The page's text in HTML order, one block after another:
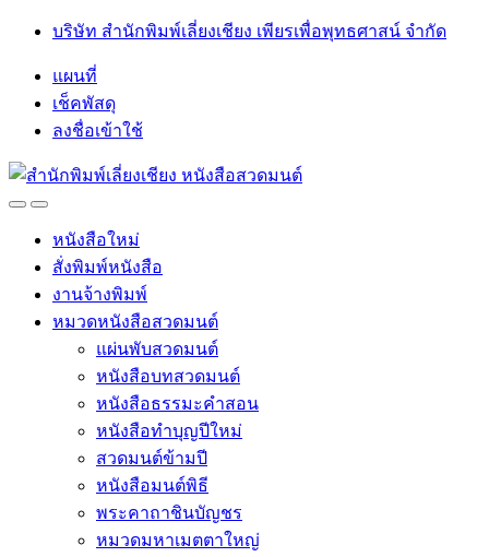
Skip
navigation
Skip
บริษัท สำนักพิมพ์เลี่ยงเชียง เพียรเพื่อพุทธศาสน์ จำกัด
แผนที่
เช็คพัสดุ
ลงชื่อเข้าใช้
OpenClose
หนังสือใหม่
สั่งพิมพ์หนังสือ
งานจ้างพิมพ์
หมวดหนังสือสวดมนต์
แผ่นพับสวดมนต์
หนังสือบทสวดมนต์
หนังสือธรรมะคำสอน
หนังสือทำบุญปีใหม่
สวดมนต์ข้ามปี
หนังสือมนต์พิธี
พระคาถาชินบัญชร
หมวดมหาเมตตาใหญ่